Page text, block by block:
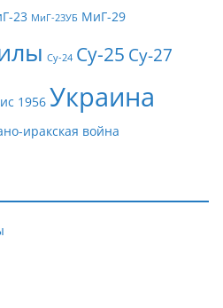
23 МиГ-23УБ МиГ-29
Су-24 Су-25 Су-27
1956 Украина
иракская война